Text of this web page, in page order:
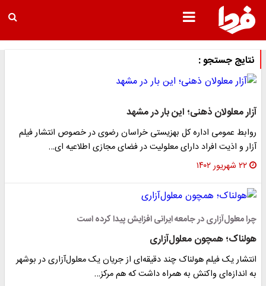
نتایج جستجو :
آزار معلولان ذهنی؛ این بار در مشهد
روابط عمومی اداره کل بهزیستی خراسان رضوی در خصوص انتشار فیلم
آزار و اذیت افراد دارای معلولیت در فضای مجازی اطلاعیه ای…
۲۲ شهریور ۱۴۰۲
چرا معلول‌آزاری در جامعه ایرانی افزایش پیدا کرده است
هولناک؛ همچون معلول‌آزاری
انتشار یک فیلم هولناک چند دقیقه‌ای از جریان یک معلول‌آزاری در بوشهر
به اندازه‌ای واکنش به همراه داشت که هم مرکز…